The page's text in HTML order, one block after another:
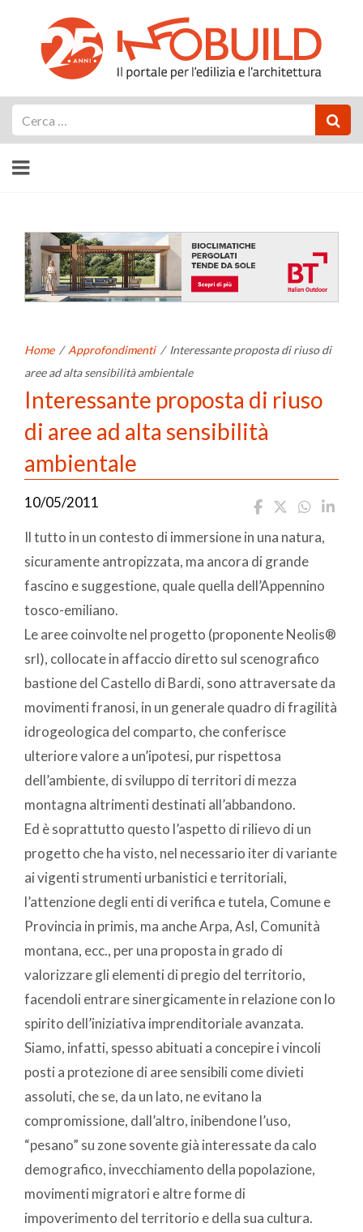
Home / Approfondimenti / Interessante proposta di riuso di
aree ad alta sensibilità ambientale
Interessante proposta di riuso
di aree ad alta sensibilità
ambientale
10/05/2011
Il tutto in un contesto di immersione in una natura,
sicuramente antropizzata, ma ancora di grande
fascino e suggestione, quale quella dell’Appennino
tosco-emiliano.
Le aree coinvolte nel progetto (proponente Neolis®
srl), collocate in affaccio diretto sul scenografico
bastione del Castello di Bardi, sono attraversate da
movimenti franosi, in un generale quadro di fragilità
idrogeologica del comparto, che conferisce
ulteriore valore a un’ipotesi, pur rispettosa
dell’ambiente, di sviluppo di territori di mezza
montagna altrimenti destinati all’abbandono.
Ed è soprattutto questo l’aspetto di rilievo di un
progetto che ha visto, nel necessario iter di variante
ai vigenti strumenti urbanistici e territoriali,
l’attenzione degli enti di verifica e tutela, Comune e
Provincia in primis, ma anche Arpa, Asl, Comunità
montana, ecc., per una proposta in grado di
valorizzare gli elementi di pregio del territorio,
facendoli entrare sinergicamente in relazione con lo
spirito dell’iniziativa imprenditoriale avanzata.
Siamo, infatti, spesso abituati a concepire i vincoli
posti a protezione di aree sensibili come divieti
assoluti, che se, da un lato, ne evitano la
compromissione, dall’altro, inibendone l’uso,
“pesano” su zone sovente già interessate da calo
demografico, invecchiamento della popolazione,
movimenti migratori e altre forme di
impoverimento del territorio e della sua cultura.